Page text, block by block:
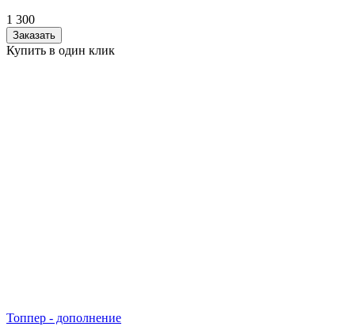
1 300
Заказать
Купить в один клик
Топпер - дополнение